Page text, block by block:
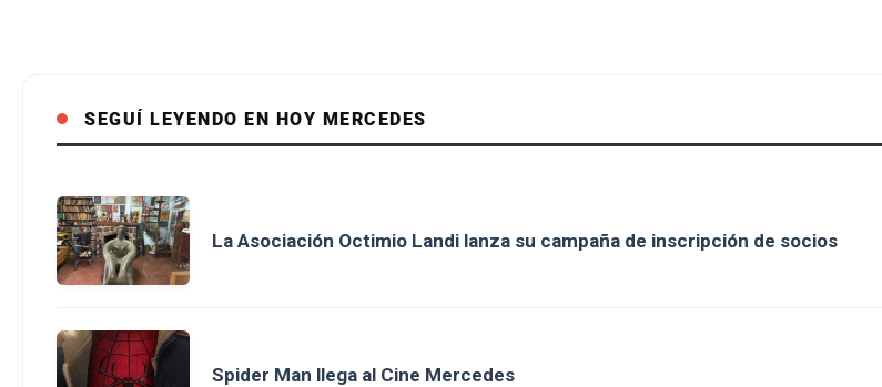
SEGUÍ LEYENDO EN HOY MERCEDES
La Asociación Octimio Landi lanza su campaña de inscripción de socios
Spider Man llega al Cine Mercedes